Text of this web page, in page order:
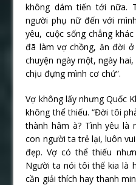
không dám tiến tới nữa.
người phụ nữ đến với
yêu, cuộc sống chẳng
đã làm vợ chồng, ăn đời
chuyện ngày một, ngày
chịu đựng mình cơ chứ”.
Vợ không lấy nhưng Quốc
không thể thiếu. “Đời tôi
thành hâm à? Tình yêu là
con người ta trẻ lại, luôn
đẹp. Vợ có thể thiếu
Người ta nói tôi thế kia là
cần giải thích hay thanh